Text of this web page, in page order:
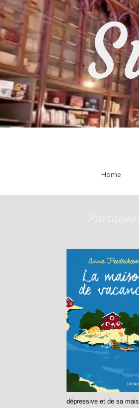
Skip
to
content
Home
dépressive et de sa